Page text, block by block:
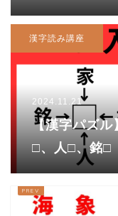
漢字読み講座
2024.11.21
【漢字パズ
□、人□、銘